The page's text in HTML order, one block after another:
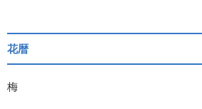
花暦
梅